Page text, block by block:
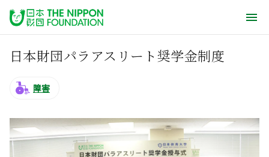
日本財団パラアスリート奨学金制度
障害